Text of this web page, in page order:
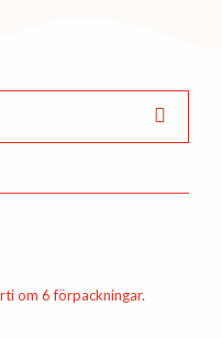
om 6 förpackningar.